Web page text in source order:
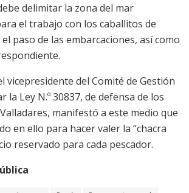
delimitar la zona del mar
el trabajo con los caballitos de
paso de las embarcaciones, así como
vicepresidente del Comité de Gestión
la Ley N.º 30837, de defensa de los
manifestó a este medio que
en ello para hacer valer la “chacra
reservado para cada pescador.